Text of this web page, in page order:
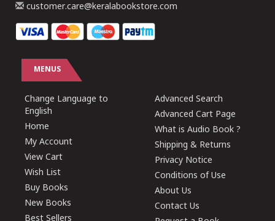
customer.care@keralabookstore.com
MENUS
Change Language to
English
Home
My Account
View Cart
Wish List
Buy Books
New Books
Best Sellers
Advanced Search
Advanced Cart Page
What is Audio Book ?
Shipping & Returns
Privacy Notice
Conditions of Use
About Us
Contact Us